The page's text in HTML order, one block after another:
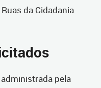
da Cidadania
pela